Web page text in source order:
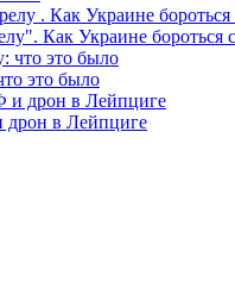
Как Украине бороться
это было
в Лейпциге